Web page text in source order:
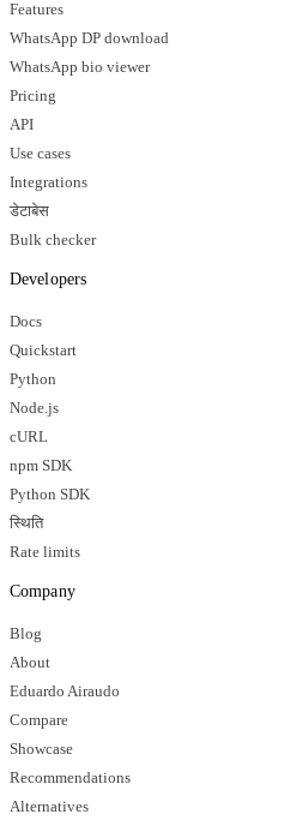
Features
WhatsApp DP download
WhatsApp bio viewer
Pricing
API
Use cases
Integrations
डेटाबेस
Bulk checker
Developers
Docs
Quickstart
Python
Node.js
cURL
npm SDK
Python SDK
स्थिति
Rate limits
Company
Blog
About
Eduardo Airaudo
Compare
Showcase
Recommendations
Alternatives